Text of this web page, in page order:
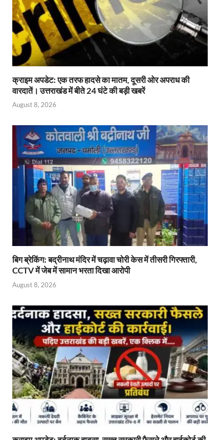
क्राइम अपडेट: एक तरफ हादसे का मातम, दूसरी ओर अपराध की
वारदातें। उत्तराखंड में बीते 24 घंटे की बड़ी खबरें
August 8, 2026
बिग ब्रेकिंग: बद्रीनाथ मंदिर में चढ़ावा चोरी केस में तीसरी गिरफ्तारी,
CCTV में जेब में सामान भरता दिखा आरोपी
August 8, 2026